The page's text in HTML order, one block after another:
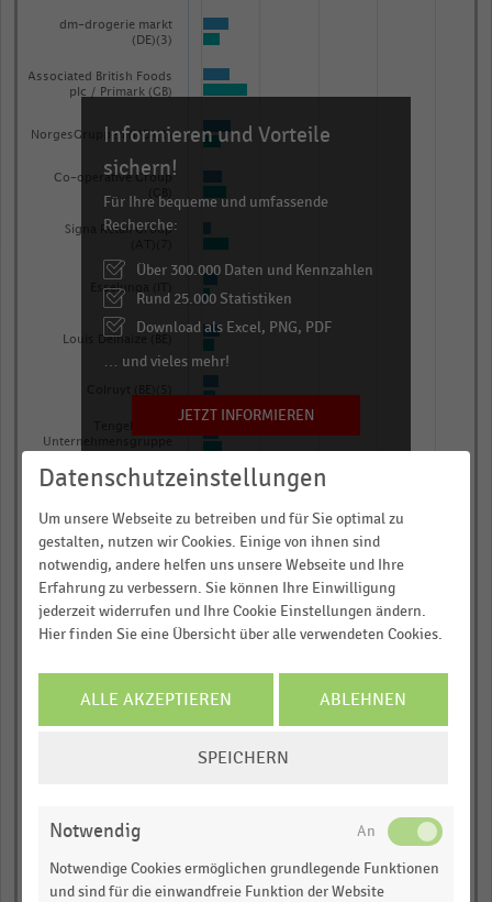
Co-operative Group
(GB)
Salling Group (vorher
Dansk Supermarked)
(DK)
dm-drogerie markt
(DE)(3)
Associated British Foods
plc / Primark (GB)
NorgesGruppen (NO)(1)
Signa Retail Group
Esselunga (IT)
Louis Delhaize (BE)
Unternehmensgruppe
Dufry (CH)
(FI)(1)(4)
Jumbo Groep Holding
Informieren und Vorteile
sichern!
Für Ihre bequeme und umfassende
Recherche:
Über 300.000 Daten und Kennzahlen
Rund 25.000 Statistiken
Download als Excel, PNG, PDF
… und vieles mehr!
JETZT INFORMIEREN
Datenschutzeinstellungen
Um unsere Webseite zu betreiben und für Sie optimal zu
gestalten, nutzen wir Cookies. Einige von ihnen sind
notwendig, andere helfen uns unsere Webseite und Ihre
Erfahrung zu verbessern. Sie können Ihre Einwilligung
jederzeit widerrufen und Ihre Cookie Einstellungen ändern.
Hier finden Sie eine Übersicht über alle verwendeten Cookies.
ALLE AKZEPTIEREN ABLEHNEN
SPEICHERN
Notwendig
Notwendige Cookies ermöglichen grundlegende Funktionen
und sind für die einwandfreie Funktion der Website